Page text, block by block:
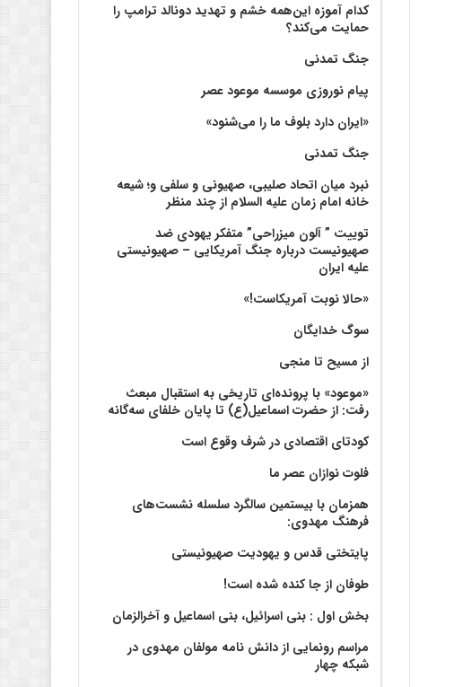
کدام آموزه این‌همه خشم و تهدید دونالد ترامپ را
حمایت می‌کند؟
جنگ تمدنی
پیام نوروزی موسسه موعود عصر
«ایران دارد بلوف ما را می‌شنود»
جنگ تمدنی
نبرد میان اتحاد صلیبی، صهیونی و سلفی و؛ شیعه
خانه امام زمان علیه السلام از چند منظر
توییت ” آلون میزراحی” متفکر یهودی ضد
صهیونیست درباره جنگ آمریکایی – صهیونیستی
علیه ایران
«حالا نوبت آمریکاست!»
سوگ خدایگان
از مسیح تا منجی
«موعود» با پرونده‌ای تاریخی به استقبال مبعث
رفت: از حضرت اسماعیل(ع) تا پایان خلفای سه‌گانه
کودتای اقتصادی در شرف وقوع است
فلوت نوازان عصر ما
همزمان با بیستمین سالگرد سلسله نشست‌های
فرهنگ مهدوی:‌
پایتختی قدس و یهودیت صهیونیستی
طوفان از جا کنده شده است!
بخش اول : بنی اسرائیل، بنی اسماعیل و آخرالزمان
مراسم رونمایی از دانش نامه مولفان مهدوی در
شبکه چهار